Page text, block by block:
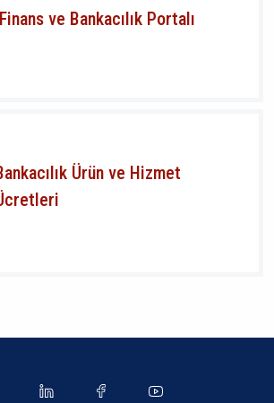
Finans ve Bankacılık Portalı
Ürün ve Hizmet